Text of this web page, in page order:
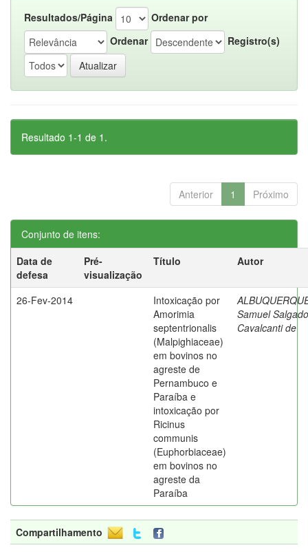
Resultados/Página
Ordenar por
Ordenar
Registro(s)
Resultado 1-1 de 1.
Anterior 1 Próximo
Conjunto de itens:
Data de
defesa
Pré-
visualização
Título Autor
26-Fev-2014
Intoxicação por
Amorimia
septentrionalis
(Malpighiaceae)
em bovinos no
agreste de
Pernambuco e
Paraíba e
intoxicação por
Ricinus
communis
(Euphorbiaceae)
em bovinos no
agreste da
Paraíba
Samuel Salgado
Cavalcanti de
Compartilhamento